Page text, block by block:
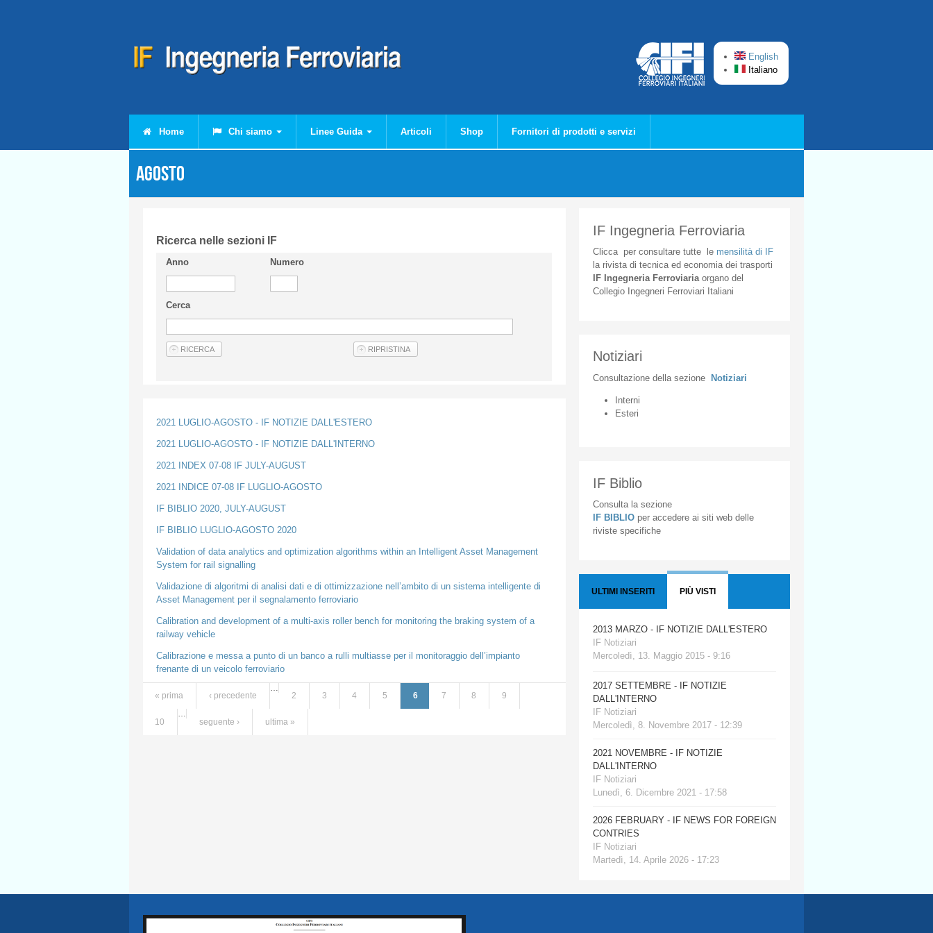
English
Italiano
Home Chi siamo Linee Guida Articoli Shop Fornitori di prodotti e servizi
Agosto
Ricerca nelle sezioni IF
Anno Numero
Cerca
2021 LUGLIO-AGOSTO - IF NOTIZIE DALL'ESTERO
2021 LUGLIO-AGOSTO - IF NOTIZIE DALL'INTERNO
2021 INDEX 07-08 IF JULY-AUGUST
2021 INDICE 07-08 IF LUGLIO-AGOSTO
IF BIBLIO 2020, JULY-AUGUST
IF BIBLIO LUGLIO-AGOSTO 2020
Validation of data analytics and optimization algorithms within an Intelligent Asset Management
System for rail signalling
Validazione di algoritmi di analisi dati e di ottimizzazione nell’ambito di un sistema intelligente di
Asset Management per il segnalamento ferroviario
Calibration and development of a multi-axis roller bench for monitoring the braking system of a
railway vehicle
Calibrazione e messa a punto di un banco a rulli multiasse per il monitoraggio dell’impianto
frenante di un veicolo ferroviario
Pagine
« prima ‹ precedente
2
3 4 5 6 7 8 9
10
…
seguente ›
ultima »
IF Ingegneria Ferroviaria
Cliccaper consultare tuttele mensilità di IF
la rivista di tecnica ed economia dei trasporti
IF Ingegneria Ferroviaria organodel
Collegio
Ingegneri Ferroviari Italiani
Notiziari
Consultazione della sezione Notiziari
Interni
Esteri
IF Biblio
Consulta la sezione
IF BIBLIO per accedere ai siti web delle
riviste specifiche
ULTIMI INSERITI PIÙ VISTI
2013 MARZO - IF NOTIZIE DALL'ESTERO
IF Notiziari
Mercoledì, 13. Maggio 2015 - 9:16
2017 SETTEMBRE - IF NOTIZIE
DALL'INTERNO
IF Notiziari
Mercoledì, 8. Novembre 2017 - 12:39
2021 NOVEMBRE - IF NOTIZIE
DALL'INTERNO
IF Notiziari
Lunedì, 6. Dicembre 2021 - 17:58
2026 FEBRUARY - IF NEWS FOR FOREIGN
CONTRIES
IF Notiziari
Martedì, 14. Aprile 2026 - 17:23